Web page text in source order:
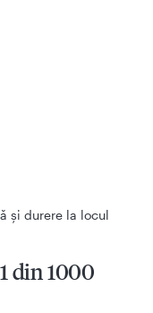
şi durere la locul
din 1000